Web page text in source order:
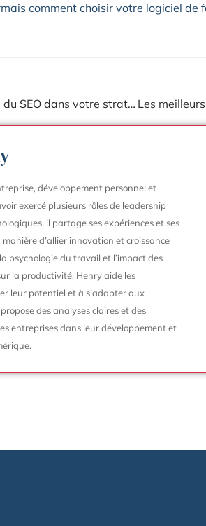
comment choisir votre logiciel
L’importance cruciale du SEO dans votre stratégie marketing
développement personnel et
exercé plusieurs rôles de leadership
il partage ses expériences et ses
d’allier innovation et croissance
psychologie du travail et l’impact des
la productivité, Henry aide les
leur potentiel et à s’adapter aux
des analyses claires et des
entreprises dans leur développement et